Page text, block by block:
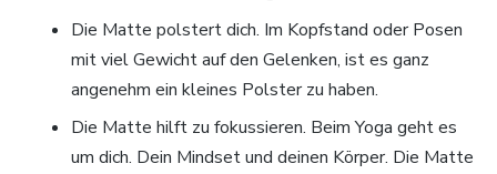
Die Matte polstert dich. Im Kopfstand oder Posen
mit viel Gewicht auf den Gelenken, ist es ganz
angenehm ein kleines Polster zu haben.
Die Matte hilft zu fokussieren. Beim Yoga geht es
um dich. Dein Mindset und deinen Körper. Die Matte